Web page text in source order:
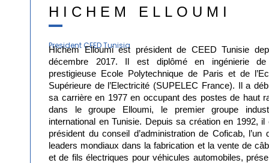
HICHEM ELLOUMI
President CEED Tunisia
Hichem Elloumi est président de CEED Tunisie
décembre 2017. Il est diplômé en ingénierie
prestigieuse Ecole Polytechnique de Paris et de
Supérieure de l’Electricité (SUPELEC France). Il a
sa carrière en 1977 en occupant des postes de haut
dans le groupe Elloumi, le premier groupe
international en Tunisie. Depuis sa création en 1992, il
président du conseil d’administration de Coficab, l’un
leaders mondiaux dans la fabrication et la vente de
et de fils électriques pour véhicules automobiles,